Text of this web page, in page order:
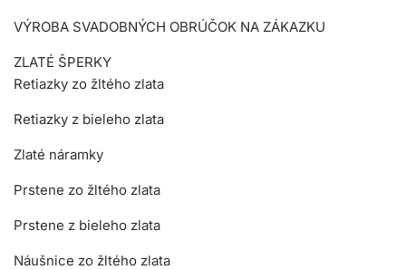
VÝROBA SVADOBNÝCH OBRÚČOK NA ZÁKAZKU
ZLATÉ ŠPERKY
Retiazky zo žltého zlata
Retiazky z bieleho zlata
Zlaté náramky
Prstene zo žltého zlata
Prstene z bieleho zlata
Náušnice zo žltého zlata